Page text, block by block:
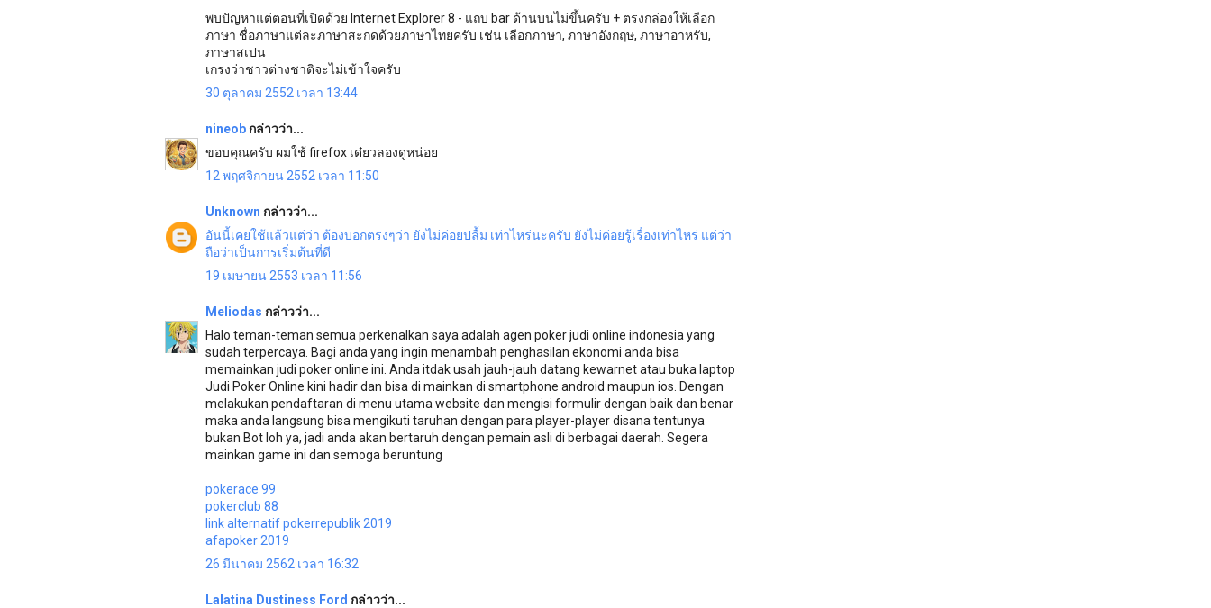
พบปัญหาแต่ตอนที่เปิดด้วย Internet Explorer 8 - แถบ bar ด้านบนไม่ขึ้นครับ + ตรงกล่องให้เลือก
ภาษา ชื่อภาษาแต่ละภาษาสะกดด้วยภาษาไทยครับ เช่น เลือกภาษา, ภาษาอังกฤษ, ภาษาอาหรับ,
ภาษาสเปน
เกรงว่าชาวต่างชาติจะไม่เข้าใจครับ
30 ตุลาคม 2552 เวลา 13:44
nineob กล่าวว่า...
ขอบคุณครับ ผมใช้ firefox เด๋ยวลองดูหน่อย
12 พฤศจิกายน 2552 เวลา 11:50
Unknown กล่าวว่า...
อันนี้เคยใช้แล้วแต่ว่า ต้องบอกตรงๆว่า ยังไม่ค่อยปลื้ม เท่าไหร่นะครับ ยังไม่ค่อยรู้เรื่องเท่าไหร่ แต่ว่า
ถือว่าเป็นการเริ่มต้นที่ดี
19 เมษายน 2553 เวลา 11:56
Meliodas กล่าวว่า...
Halo teman-teman semua perkenalkan saya adalah agen poker judi online indonesia yang
sudah terpercaya. Bagi anda yang ingin menambah penghasilan ekonomi anda bisa
memainkan judi poker online ini. Anda itdak usah jauh-jauh datang kewarnet atau buka laptop
Judi Poker Online kini hadir dan bisa di mainkan di smartphone android maupun ios. Dengan
melakukan pendaftaran di menu utama website dan mengisi formulir dengan baik dan benar
maka anda langsung bisa mengikuti taruhan dengan para player-player disana tentunya
bukan Bot loh ya, jadi anda akan bertaruh dengan pemain asli di berbagai daerah. Segera
mainkan game ini dan semoga beruntung
pokerace 99
pokerclub 88
link alternatif pokerrepublik 2019
afapoker 2019
26 มีนาคม 2562 เวลา 16:32
Lalatina Dustiness Ford กล่าวว่า...